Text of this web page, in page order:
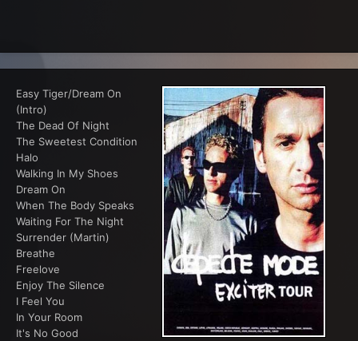
Easy Tiger/Dream On
(Intro)
The Dead Of Night
The Sweetest Condition
Halo
Walking In My Shoes
Dream On
When The Body Speaks
Waiting For The Night
Surrender (Martin)
Breathe
Freelove
Enjoy The Silence
I Feel You
In Your Room
It's No Good